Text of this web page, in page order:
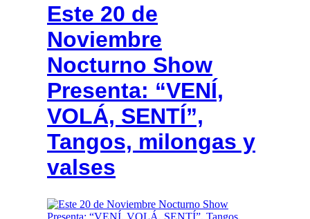
Este 20 de
Noviembre
Nocturno Show
Presenta: “VENÍ,
VOLÁ, SENTÍ”,
Tangos, milongas y
valses